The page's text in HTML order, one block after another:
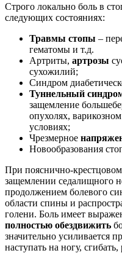
Строго локально боль в
следующих состояниях:
Травмы стопы –
гематомы и т.д.
Артриты, артрозы
сухожилий;
Синдром
Туннельный
защемление
опухолях,
условиях;
Чрезмерное
Новообразования
При пояснично-
защемлении седалищного
продолжением болевого
области спины и
голени. Боль имеет
полностью обездвижить
значительно усиливается
наступать на ногу,